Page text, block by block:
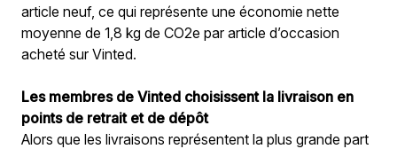
article neuf, ce qui représente une économie nette
moyenne de 1,8 kg de CO2e par article d’occasion
acheté sur Vinted.
Les membres de Vinted choisissent la livraison en
points de retrait et de dépôt
Alors que les livraisons représentent la plus grande part